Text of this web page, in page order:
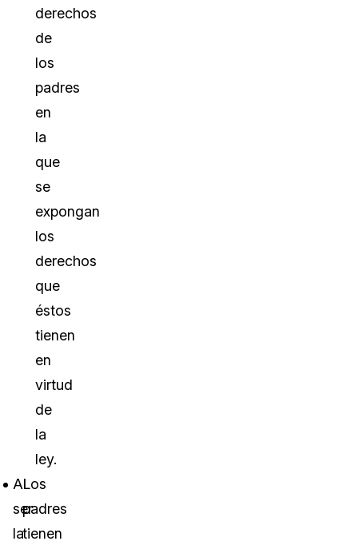
derechos
de
los
padres
en
la
que
se
expongan
los
derechos
que
éstos
tienen
en
virtud
de
la
ley.
Los
padres
tienen
Al
ser
la